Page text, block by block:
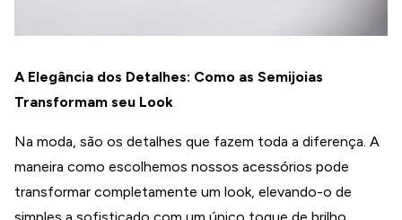
A Elegância dos Detalhes: Como as Semijoias
Transformam seu Look
Na moda, são os detalhes que fazem toda a diferença. A
maneira como escolhemos nossos acessórios pode
transformar completamente um look, elevando-o de